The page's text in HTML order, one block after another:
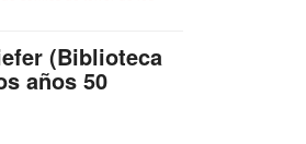
(Biblioteca
años 50